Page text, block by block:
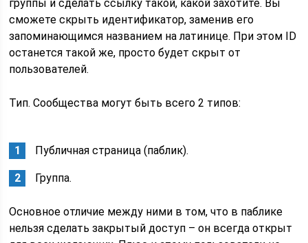
группы и сделать ссылку такой, какой захотите. Вы
сможете скрыть идентификатор, заменив его
запоминающимся названием на латинице. При этом ID
останется такой же, просто будет скрыт от
пользователей.
Тип. Сообщества могут быть всего 2 типов:
Публичная страница (паблик).
Группа.
Основное отличие между ними в том, что в паблике
нельзя сделать закрытый доступ – он всегда открыт